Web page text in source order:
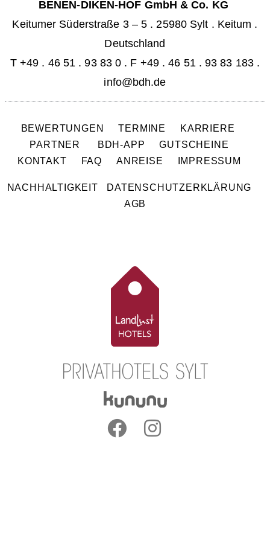
BENEN-DIKEN-HOF GmbH & Co. KG
Keitumer Süderstraße 3 – 5 .25980 Sylt . Keitum .
Deutschland
T +49 . 46 51 . 93 83 0 . F +49 . 46 51 . 93 83 183 .
info@bdh.de
BEWERTUNGEN TERMINE
KARRIERE
PARTNER
BDH-APP
GUTSCHEINE
KONTAKT
FAQ ANREISE IMPRESSUM
NACHHALTIGKEIT
DATENSCHUTZERKLÄRUNG
AGB